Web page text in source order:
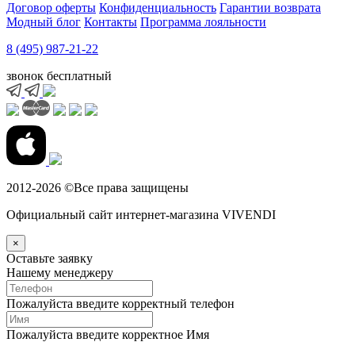
Договор оферты Конфиденциальность Гарантии возврата
Модный блог Контакты Программа лояльности
8 (495) 987-21-22
звонок бесплатный
2012-2026 ©Все права защищены
Официальный сайт интернет-магазина VIVENDI
×
Оставьте заявку
Нашему менеджеру
Пожалуйста введите корректный телефон
Пожалуйста введите корректное Имя